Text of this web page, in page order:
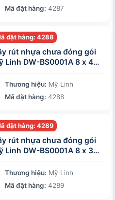
Mã đặt hàng: 4287
đặt hàng: 4288
rút nhựa chưa đóng gói
Linh DW-BS0001A 8 x 400
Thương hiệu: Mỹ Linh
Mã đặt hàng: 4288
đặt hàng: 4289
rút nhựa chưa đóng gói
Linh DW-BS0001A 8 x 350
Thương hiệu: Mỹ Linh
Mã đặt hàng: 4289